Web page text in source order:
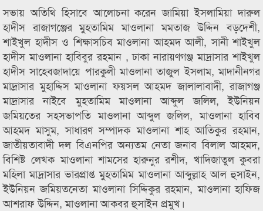
সভায় অতিথি হিসাবে আলোচনা করেন জামিয়া ইসলামিয়া দারুল
হাদীস রাজাগঞ্জের মুহতামিম মাওলানা মমতাজ উদ্দিন বড়দেশী,
শাইখুল হাদীস ও শিক্ষাসচিব মাওলানা আহমদ আলী, সানী শাইখুল
হাদীস মাওলানা হাবিবুর রহমান , ঢাকা নারায়ণগঞ্জ মাদ্রাসার শাইখুল
হাদীস সাহেবজাদায়ে পারকুলী মাওলানা তাজুল ইসলাম, মাদানীনগর
মাদ্রাসার মুহাদ্দিস মাওলানা ফয়সল আহমদ জালালাবাদী, রাজাগঞ্জ
মাদ্রাসার নাইবে মুহতামিম মাওলানা আব্দুল জলিল, ইউনিয়ন
জমিয়তের সহসভাপতি মাওলানা আব্দুল জলিল, মাওলানা হাবিব
আহমদ মাসুম, সাধারণ সম্পাদক মাওলানা শাহ আতিকুর রহমান,
জাতীয়তাবাদী দল বিএনপির অন্যতম নেতা জনাব বিলাল আহমদ,
বিশিষ্ট লেখক মাওলানা শামসের হারুনুর রশীদ, খাদিজাতুল কুবরা
মহিলা মাদ্রাসার ভারপ্রাপ্ত মুহতামিম মাওলানা আব্দুল্লাহ আল হুসাইন,
ইউনিয়ন জমিয়তনেতা মাওলানা সিদ্দিকুর রহমান, মাওলানা হাফিজ
আশরাফ উদ্দিন, মাওলানা আকবর হুসাইন প্রমুখ।